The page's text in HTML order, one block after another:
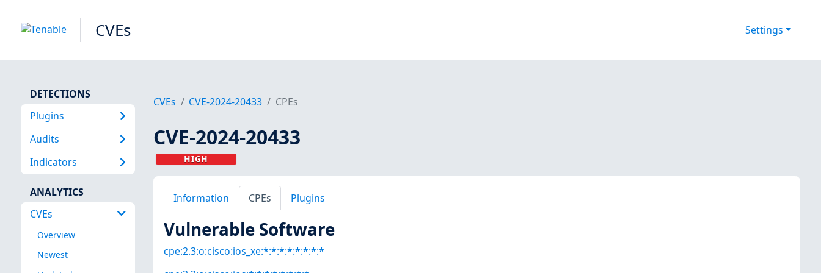
CVEs Settings
DETECTIONS
Plugins
Audits
Indicators
ANALYTICS
CVEs
Overview
Newest
CVEs CVE-2024-20433 CPEs
CVE-2024-20433
HIGH
Information CPEs Plugins
Vulnerable Software
cpe:2.3:o:cisco:ios_xe:*:*:*:*:*:*:*:*